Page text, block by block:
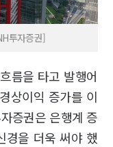
투자증권]
름을 타고 발행어
상이익 증가를 이
증권은 은행계 증
경을 더욱 써야 했